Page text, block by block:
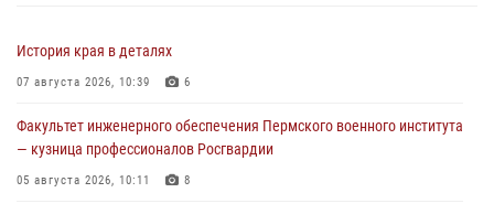
История края в деталях
07 августа 2026, 10:39 6
Факультет инженерного обеспечения Пермского военного института
— кузница профессионалов Росгвардии
05 августа 2026, 10:11 8